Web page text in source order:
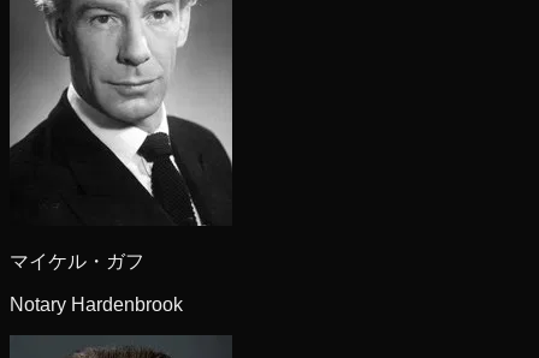
マイケル・ガフ
Notary Hardenbrook